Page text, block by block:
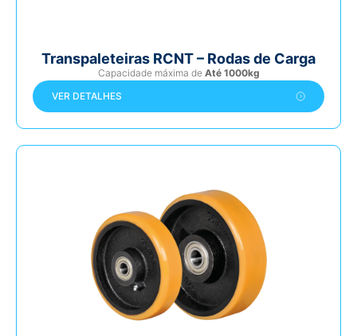
Transpaleteiras RCNT – Rodas de Carga
Capacidade máxima de Até 1000kg
VER DETALHES